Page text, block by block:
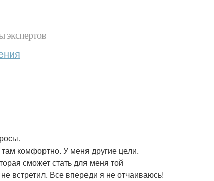
экспертов
комфортно. У меня другие цели.
сможет стать для меня той
встретил. Все впереди я не отчаиваюсь!